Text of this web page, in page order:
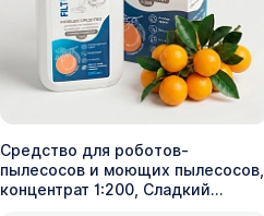
Средство для роботов-
пылесосов и моющих пылесосов,
концентрат 1:200, Сладкий